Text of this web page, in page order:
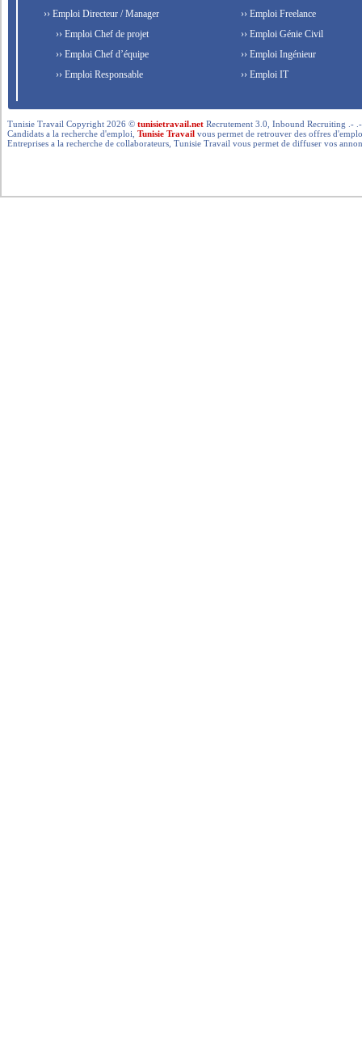
›› Emploi Directeur / Manager
›› Emploi Chef de projet
›› Emploi Chef d’équipe
›› Emploi Responsable
›› Emploi Freelance
›› Emploi Génie Civil
›› Emploi Ingénieur
›› Emploi IT
Tunisie Travail Copyright 2026 ©tunisietravail.net Recrutement 3.0, Inbound Recruiting .-
Candidats a la recherche d'emploi,Tunisie Travail vous permet de retrouver des offres
Entreprises a la recherche de collaborateurs, Tunisie Travail vous permet de diffuser vos